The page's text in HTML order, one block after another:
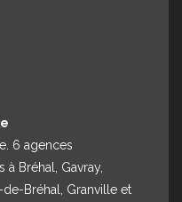
6 agences
Bréhal, Gavray,
Bréhal, Granville et